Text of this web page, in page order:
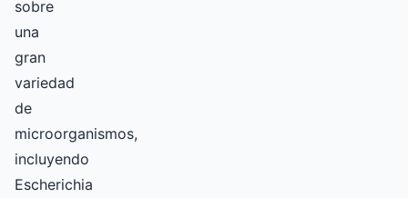
sobre
una
gran
variedad
de
microorganismos,
incluyendo
Escherichia